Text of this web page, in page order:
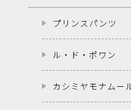
プリンスパンツ
ル・ド・ポワン
カシミヤモナムー